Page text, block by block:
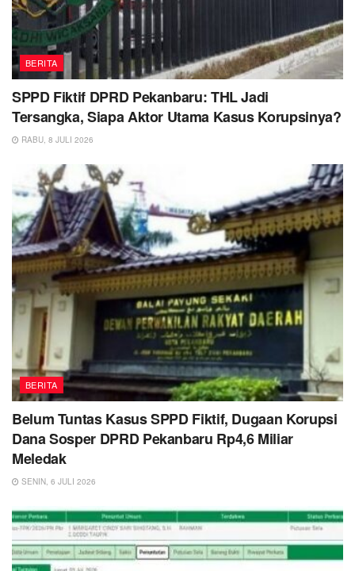
BERITA
SPPD Fiktif DPRD Pekanbaru: THL Jadi
Tersangka, Siapa Aktor Utama Kasus Korupsinya?
RABU, 8 JULI 2026
BERITA
Belum Tuntas Kasus SPPD Fiktif, Dugaan Korupsi
Dana Sosper DPRD Pekanbaru Rp4,6 Miliar
Meledak
SENIN, 6 JULI 2026